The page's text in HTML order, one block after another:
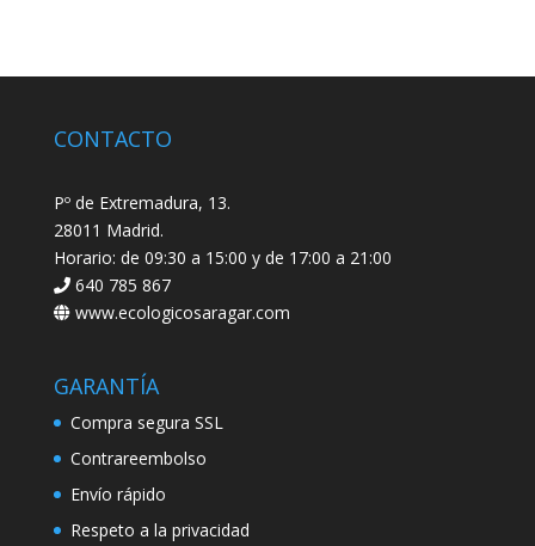
CONTACTO
Pº de Extremadura, 13.
28011 Madrid.
Horario: de 09:30 a 15:00 y de 17:00 a 21:00
640 785 867
www.ecologicosaragar.com
GARANTÍA
Compra segura SSL
Contrareembolso
Envío rápido
Respeto a la privacidad